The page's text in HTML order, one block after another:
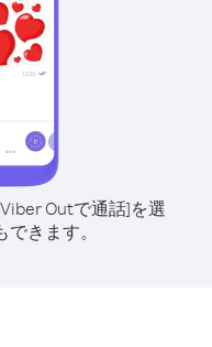
Outで通話]を選
きます。